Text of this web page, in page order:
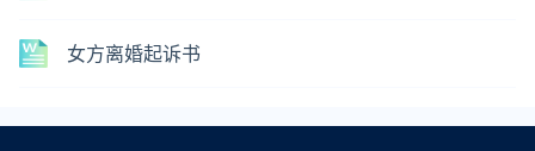
女方离婚起诉书